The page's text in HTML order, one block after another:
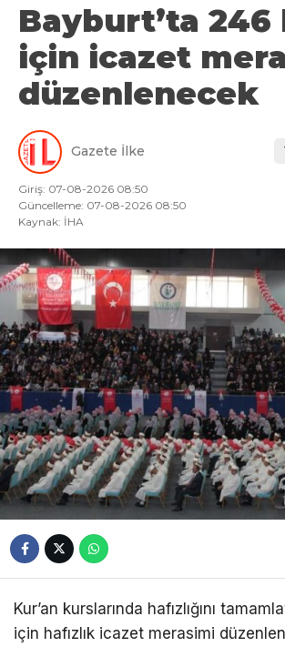
Bayburt’ta 246
için icazet
düzenlenecek
Gazete İlke
Giriş: 07-08-2026 08:50
Güncelleme: 07-08-2026 08:50
Kaynak: İHA
Kur’an kurslarında hafızlığını
için hafızlık icazet merasimi